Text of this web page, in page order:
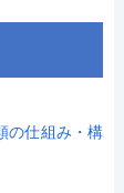
の仕組み・構